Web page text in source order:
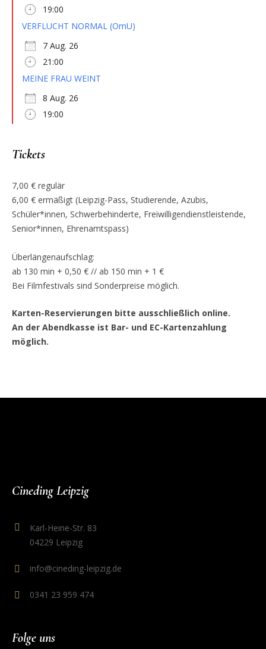
19:00
VERFLUCHT NORMAL (OmU)
7 Aug. 26
21:00
MEINE FRAU WEINT
8 Aug. 26
19:00
Tickets
7,00 € regulär
6,00 € ermäßigt (Leipzig-Pass, Studierende, Azubis,
Schüler*innen, Schwerbehinderte, Freiwilligendienstleistende,
Senior*innen, Ehrenamtspass)
Überlängenaufschlag:
ab 130 min + 0,50 € // ab 150 min + 1 €
Bei Filmfestivals sind Sonderpreise möglich.
Karten-Reservierungen bitte ausschließlich online.
An der Abendkasse ist Bar- und EC-Kartenzahlung
möglich.
Cineding Leipzig
Karl-Heine-Str. 83
04229 Leipzig
info@cineding-leipzig.de
0341 23 959 474
Folge uns